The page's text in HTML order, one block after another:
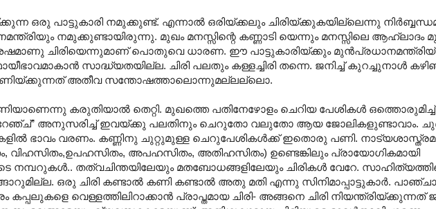
ഒരു പാട്ടുകാരി നമുക്കുണ്ട്. എന്നാൽ ഒരിയ്ക്കലും ചിരിയ്ക്കുകയില്ലെന്നു
നമുക്കുണ്ടായിരുന്നു. മുഖം മനസ്സിന്റെ കണ്ണാടി യെന്നും മനസ്സിലെ
ചിരിയെന്നുമാണ് പൊതുവെ ധാരണ. ഈ പാട്ടുകാരിയ്ക്കും
സാദ്ധ്യതയില്ല. ചിരി പലതും കള്ളച്ചിരി തന്നെ. ജനിച്ച് കുറച്ചുനാൾ
കാണിയ്ക്കുന്നത് അതീവ സന്തോഷത്താലൊന്നുമല്ലല്ലൊ.
കരുതിയാൽ തെറ്റി. മുഖത്തെ പതിനേഴോളം ചെറിയ പേശികൾ ഒത്തൊരുമിച്ച്
“റേഞ്ച്” അനുസരിച്ച് ഇവയ്ക്കു പലതിനും ചെറുതോ വലുതോ ആയ ജോലികളുണ്ടാവാം.
ഭാവം വരണം. കണ്ണിനു ചുറ്റുമുള്ള ചെറുപേശികൾക്ക് ഇതൊരു പണി.
വിഹസിതം,ഉപഹസിതം, അപഹസിതം, അതിഹസിതം) ഉണ്ടെങ്കിലും പ്രായോഗികമായി
നമ്പറുകൾ.. തത്വചിന്തയിലേയും മതബോധങ്ങളിലേയും ചിരികൾ വേറേ.
ഒരു ചിരി കണ്ടാ‍ൽ കണി കണ്ടാ‍ൽ അതു മതി എന്നു സിനിമാപ്പാട്ടുകാർ.
കപ്പലുകളെ വെള്ളത്തിലിറാക്കാൻ പ്രാപ്തമായ ചിരി- അങ്ങനെ ചിരി